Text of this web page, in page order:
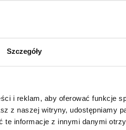
Szczegóły
i reklam, aby oferować funkcje
z naszej witryny, udostępniamy
te informacje z innymi danymi
METODYCE?
mających na celu
specjalnych zespołów
PROJEKTOWEGO?
pojęcie związane z realizacją